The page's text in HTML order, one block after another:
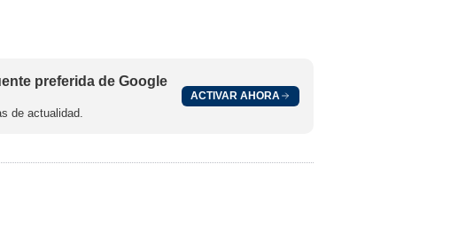
preferida de Google
de actualidad.
ACTIVAR AHORA